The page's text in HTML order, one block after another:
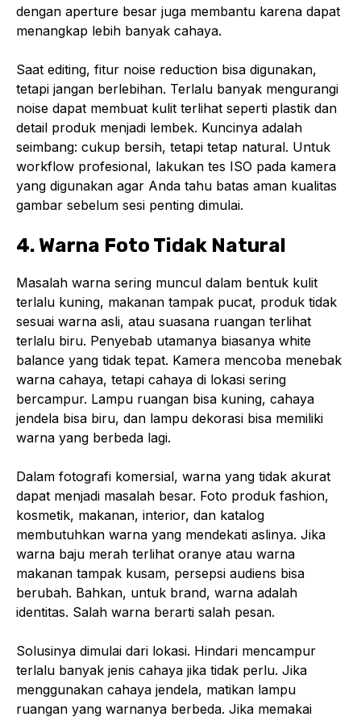
dengan aperture besar juga membantu karena dapat
menangkap lebih banyak cahaya.
Saat editing, fitur noise reduction bisa digunakan,
tetapi jangan berlebihan. Terlalu banyak mengurangi
noise dapat membuat kulit terlihat seperti plastik dan
detail produk menjadi lembek. Kuncinya adalah
seimbang: cukup bersih, tetapi tetap natural. Untuk
workflow profesional, lakukan tes ISO pada kamera
yang digunakan agar Anda tahu batas aman kualitas
gambar sebelum sesi penting dimulai.
4. Warna Foto Tidak Natural
Masalah warna sering muncul dalam bentuk kulit
terlalu kuning, makanan tampak pucat, produk tidak
sesuai warna asli, atau suasana ruangan terlihat
terlalu biru. Penyebab utamanya biasanya white
balance yang tidak tepat. Kamera mencoba menebak
warna cahaya, tetapi cahaya di lokasi sering
bercampur. Lampu ruangan bisa kuning, cahaya
jendela bisa biru, dan lampu dekorasi bisa memiliki
warna yang berbeda lagi.
Dalam fotografi komersial, warna yang tidak akurat
dapat menjadi masalah besar. Foto produk fashion,
kosmetik, makanan, interior, dan katalog
membutuhkan warna yang mendekati aslinya. Jika
warna baju merah terlihat oranye atau warna
makanan tampak kusam, persepsi audiens bisa
berubah. Bahkan, untuk brand, warna adalah
identitas. Salah warna berarti salah pesan.
Solusinya dimulai dari lokasi. Hindari mencampur
terlalu banyak jenis cahaya jika tidak perlu. Jika
menggunakan cahaya jendela, matikan lampu
ruangan yang warnanya berbeda. Jika memakai